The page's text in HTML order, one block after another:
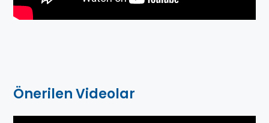
Önerilen Videolar